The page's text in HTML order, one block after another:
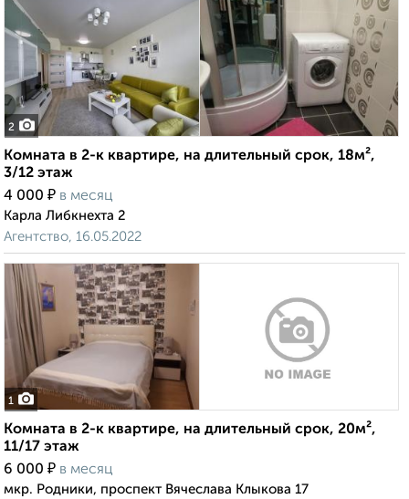
2
Комната в 2-к квартире, на длительный срок, 18м²,
3/12 этаж
4 000 ₽ в месяц
Карла Либкнехта 2
Агентство, 16.05.2022
1
Комната в 2-к квартире, на длительный срок, 20м²,
11/17 этаж
6 000 ₽ в месяц
мкр. Родники, проспект Вячеслава Клыкова 17